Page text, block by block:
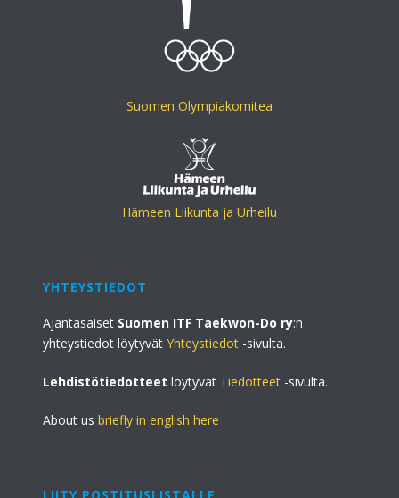
Suomen Olympiakomitea
Hämeen Liikunta ja Urheilu
YHTEYSTIEDOT
Ajantasaiset Suomen ITF Taekwon-Do ry:n
yhteystiedot löytyvätYhteystiedot -sivulta.
Lehdistötiedotteet löytyvät Tiedotteet -sivulta.
About usbriefly in english here